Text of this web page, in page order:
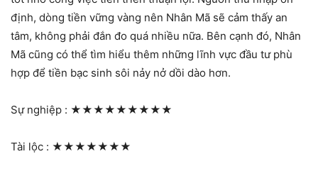
định, dòng tiền vững vàng nên Nhân Mã sẽ cảm thấy an
tâm, không phải đắn đo quá nhiều nữa. Bên cạnh đó, Nhân
Mã cũng có thể tìm hiểu thêm những lĩnh vực đầu tư phù
hợp để tiền bạc sinh sôi nảy nở dồi dào hơn.
Sự nghiệp : ★★★★★★★★★
Tài lộc : ★★★★★★★